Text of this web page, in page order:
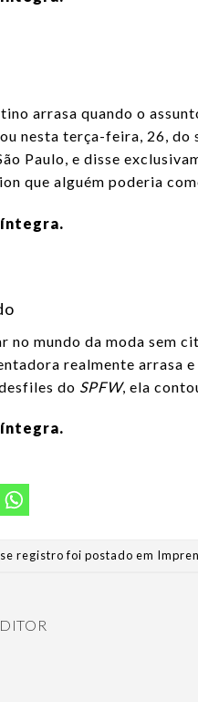
arrasa quando o
nesta terça-feira, 26, do
Paulo, e disse
que alguém poderia
íntegra.
no mundo da moda sem
realmente arrasa
do SPFW, ela
íntegra.
registro foi postado em